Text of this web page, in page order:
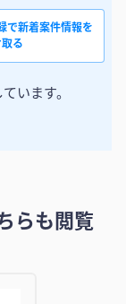
で新着案件情報を
る
います。
らも閲覧